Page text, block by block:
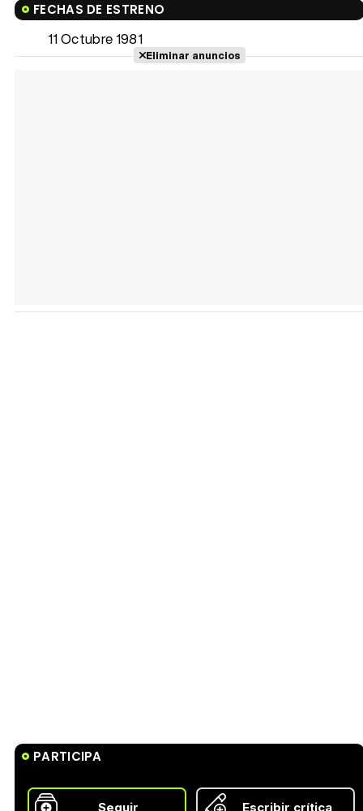
FECHAS DE ESTRENO
11 Octubre 1981
Eliminar anuncios
PARTICIPA
Seguir Escribir crítica